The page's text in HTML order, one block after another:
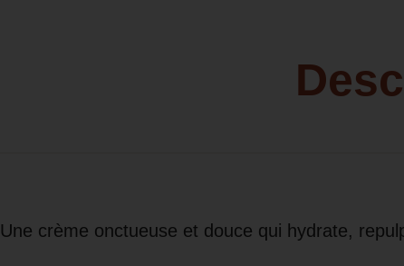
Une crème onctueuse et douce qui hydrate,